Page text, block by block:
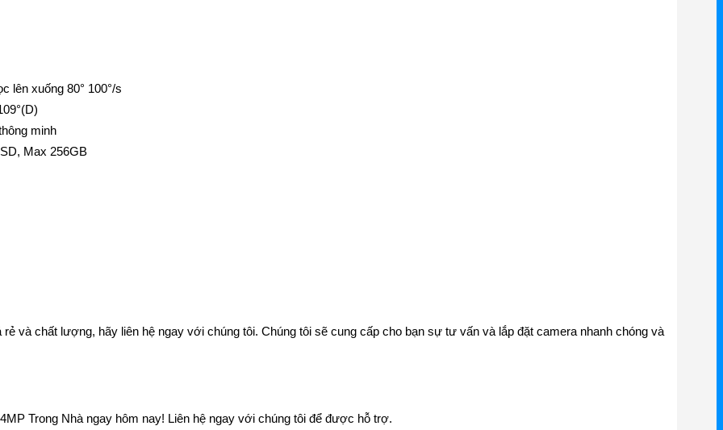
lên xuống 80° 100°/s
minh
Max 256GB
và chất lượng, hãy liên hệ ngay với chúng tôi. Chúng tôi sẽ cung cấp cho bạn sự tư vấn và lắp đặt camera nhanh chóng và
Trong Nhà ngay hôm nay! Liên hệ ngay với chúng tôi để được hỗ trợ.